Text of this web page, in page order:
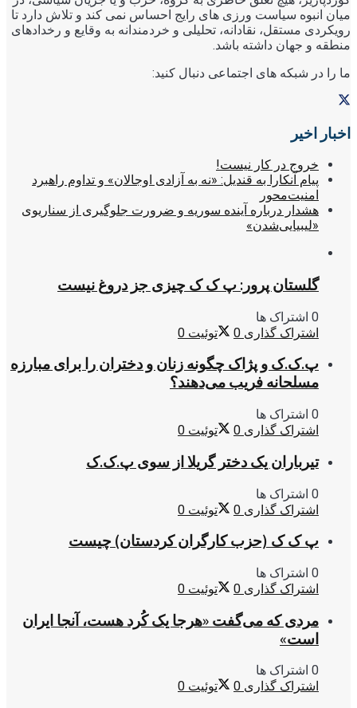
میان انبوه سیاست ورزی های رایج احساس نمی کند و تلاش دارد تا
رویکردی مستقل، نقادانه، تحلیلی و خردمندانه به وقایع و رخدادهای
منطقه و جهان داشته باشد.
ما را در شبکه های اجتماعی دنبال کنید:
اخبار اخیر
خروج در کار نیست!
پیام آنکارا به قندیل: «نه به آزادی اوجالان» و تداوم راهبرد
امنیت‌محور
هشدار درباره آینده سوریه و ضرورت جلوگیری از سناریوی
«لیبیایی‌شدن»
گلستان پرور: پ ک ک چیزی جز دروغ نیست
0 اشتراک ها
اشتراک گذاری 0 توئیت 0
پ.ک.ک و پژاک چگونه زنان و دختران را برای مبارزه
مسلحانه فریب می‌دهند؟
0 اشتراک ها
اشتراک گذاری 0 توئیت 0
تیرباران یک دختر گریلا از سوی پ.ک.ک
0 اشتراک ها
اشتراک گذاری 0 توئیت 0
پ ک ک (حزب کارگران کردستان) چیست
0 اشتراک ها
اشتراک گذاری 0 توئیت 0
مردی که می‌گفت «هرجا یک کُرد هست، آنجا ایران
است»
0 اشتراک ها
اشتراک گذاری 0 توئیت 0